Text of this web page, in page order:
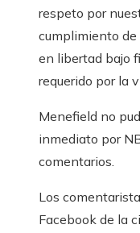
respeto por
cumplimiento de
en libertad bajo
requerido por la
Menefield no
inmediato por
comentarios.
Los
Facebook de la